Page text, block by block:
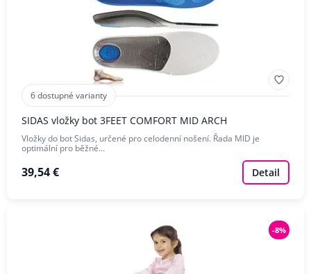
6 dostupné varianty
SIDAS vložky bot 3FEET COMFORT MID ARCH
Vložky do bot Sidas, určené pro celodenní nošení. Řada MID je
optimální pro běžné…
39,54 € Detail
-8%